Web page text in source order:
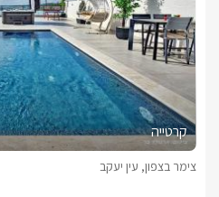
קרטייה
צימר בצפון, עין יעקב